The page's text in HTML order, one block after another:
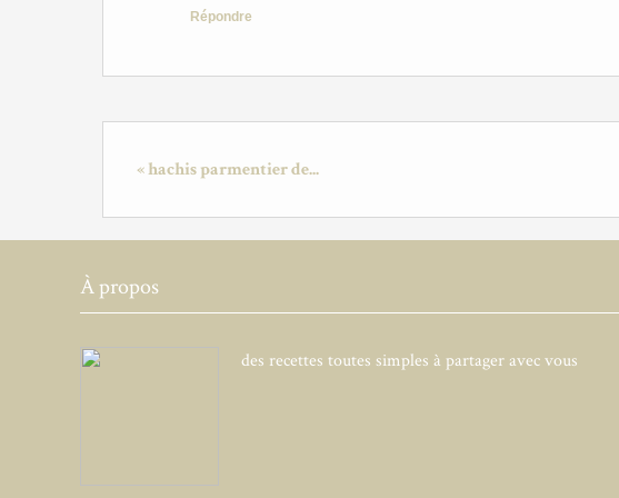
Répondre
« hachis parmentier de...
À propos
des recettes toutes simples à partager avec vous